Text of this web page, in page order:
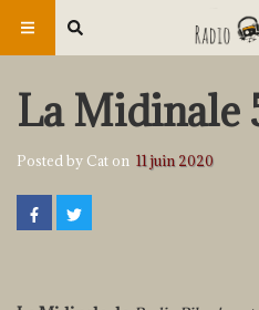
La Midinale
Posted by Cat on 11 juin 2020